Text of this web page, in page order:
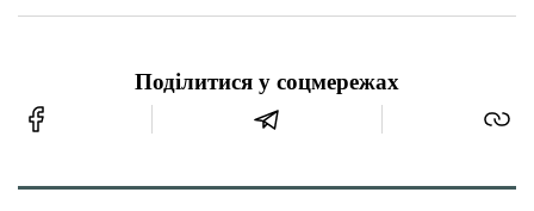
Поділитися у соцмережах